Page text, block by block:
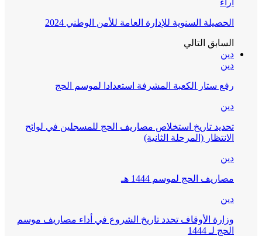
آراء
الحصيلة السنوية للإدارة العامة للأمن الوطني 2024
السابق التالي
دين
دين
رفع ستار الكعبة المشرفة استعدادا لموسم الحج
دين
تحديد تاريخ استخلاص مصاريف الحج للمسجلين في لوائح
الانتظار (المرحلة الثانية)
دين
مصاريف الحج لموسم 1444 هـ
دين
وزارة الأوقاف تحدد تاريخ الشروع في أداء مصاريف موسم
الحج لـ 1444